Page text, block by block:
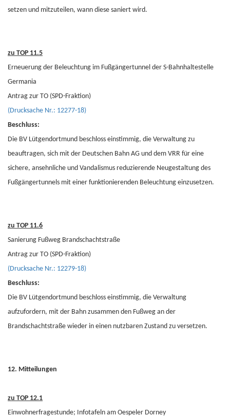
setzen und mitzuteilen, wann diese saniert wird.
zu TOP 11.5
Erneuerung der Beleuchtung im Fußgängertunnel der S-Bahnhaltestelle
Germania
Antrag zur TO (SPD-Fraktion)
(Drucksache Nr.: 12277-18)
Beschluss:
Die BV Lütgendortmund beschloss einstimmig, die Verwaltung zu
beauftragen, sich mit der Deutschen Bahn AG und dem VRR für eine
sichere, ansehnliche und Vandalismus reduzierende Neugestaltung des
Fußgängertunnels mit einer funktionierenden Beleuchtung einzusetzen.
zu TOP 11.6
Sanierung Fußweg Brandschachtstraße
Antrag zur TO (SPD-Fraktion)
(Drucksache Nr.: 12279-18)
Beschluss:
Die BV Lütgendortmund beschloss einstimmig, die Verwaltung
aufzufordern, mit der Bahn zusammen den Fußweg an der
Brandschachtstraße wieder in einen nutzbaren Zustand zu versetzen.
12. Mitteilungen
zu TOP 12.1
Einwohnerfragestunde; Infotafeln am Oespeler Dorney